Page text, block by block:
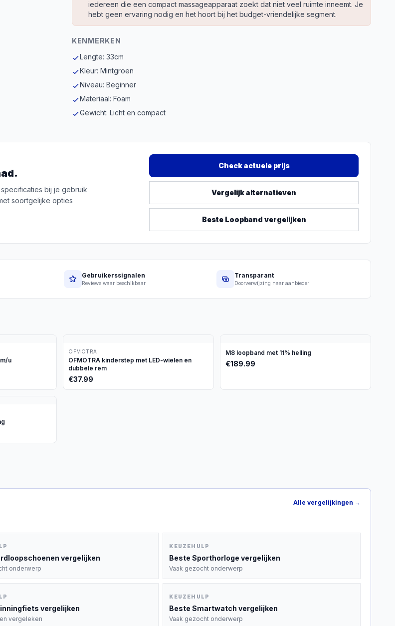
iedereen die een compact massageapparaat zoekt dat niet veel ruimte inneemt. Je
hebt geen ervaring nodig en het hoort bij het budget-vriendelijke segment.
KENMERKEN
Lengte: 33cm
Kleur: Mintgroen
Niveau: Beginner
Materiaal: Foam
Gewicht: Licht en compact
bij je gebruik
soortgelijke opties
Check actuele prijs
Vergelijk alternatieven
Beste Loopband vergelijken
Gebruikerssignalen
Reviews waar beschikbaar
Transparant
Doorverwijzing naar aanbieder
u
OFMOTRA
OFMOTRA kinderstep met LED-wielen en
dubbele rem
€37.99
M8 loopband met 11% helling
€189.99
Alle vergelijkingen →
vergelijken
onderwerp
KEUZEHULP
BesteSporthorloge vergelijken
Vaak gezocht onderwerp
vergelijken
vergeleken
KEUZEHULP
BesteSmartwatch vergelijken
Vaak gezocht onderwerp